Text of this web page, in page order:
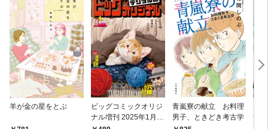
羊が金の星をとぶ
ビッグコミックオリジ
ナル増刊 2025年1月増
青嵐寮の献立 お料理
男子、ときどき考古学
ナ